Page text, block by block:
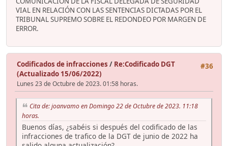
VIAL EN RELACIÓN CON LAS SENTENCIAS DICTADAS POR EL
TRIBUNAL SUPREMO SOBRE EL REDONDEO POR MARGEN DE
ERROR.
#36
Codificados de infracciones / Re:Codificado DGT
(Actualizado 15/06/2022)
Lunes 23 de Octubre de 2023. 01:58 horas.
Cita de: joanvamo en Domingo 22 de Octubre de 2023. 11:18
horas.
Buenos días, ¿sabéis si después del codificado de las
infracciones de trafico de la DGT de junio de 2022 ha